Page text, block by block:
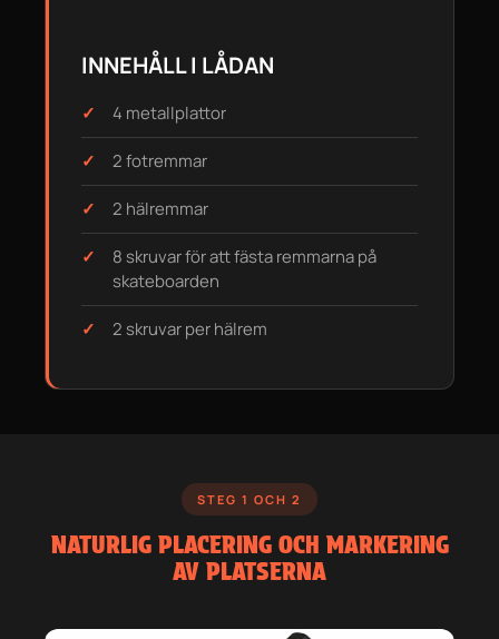
INNEHÅLL I LÅDAN
4 metallplattor
2 fotremmar
2 hälremmar
8 skruvar för att fästa remmarna på
skateboarden
2 skruvar per hälrem
STEG 1 OCH 2
NATURLIG PLACERING OCH MARKERING
AV PLATSERNA